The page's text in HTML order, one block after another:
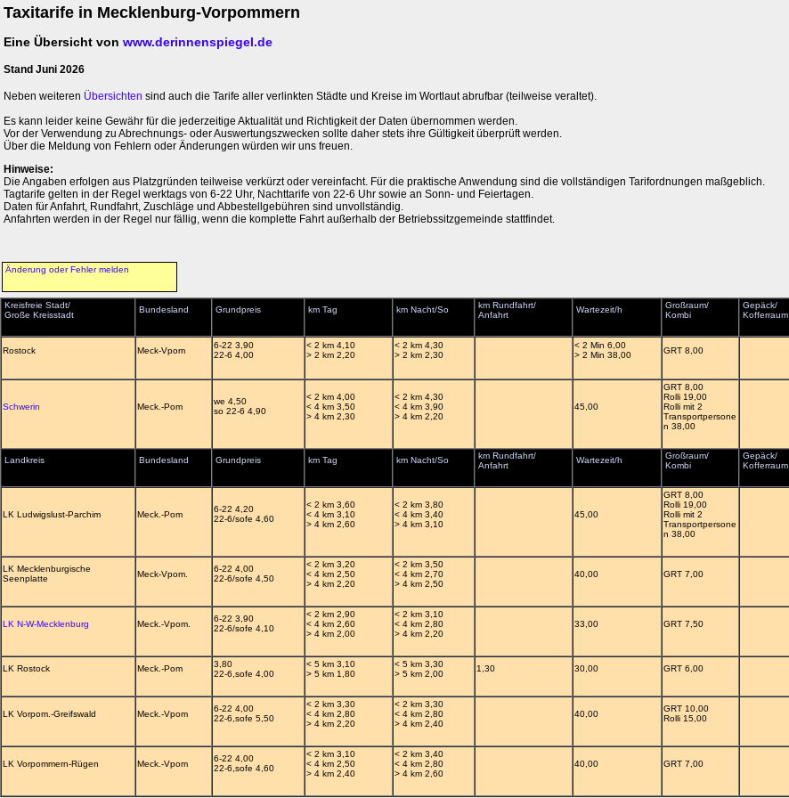
Taxitarife in Mecklenburg-Vorpommern
Eine Übersicht von www.derinnenspiegel.de
Stand Juni 2026
Neben weiteren Übersichten sind auch die Tarife aller verlinkten Städte und Kreise im Wortlaut abrufbar (teilweise veraltet).
Es kann leider keine Gewähr für die jederzeitige Aktualität und Richtigkeit der Daten übernommen werden.
Vor der Verwendung zu Abrechnungs- oder Auswertungszwecken sollte daher stets ihre Gültigkeit überprüft werden.
Über die Meldung von Fehlern oder Änderungen würden wir uns freuen.
Hinweise:
Die Angaben erfolgen aus Platzgründen teilweise verkürzt oder vereinfacht. Für die praktische Anwendung sind die vollständigen Tarifordnungen maßgeblich.
Tagtarife gelten in der Regel werktags von 6-22 Uhr, Nachttarife von 22-6 Uhr sowie an Sonn- und Feiertagen.
Daten für Anfahrt, Rundfahrt, Zuschläge und Abbestellgebühren sind unvollständig.
Anfahrten werden in der Regel nur fällig, wenn die komplette Fahrt außerhalb der Betriebssitzgemeinde stattfindet.
Änderung oder Fehler melden
Kreisfreie Stadt/
Große Kreisstadt
Bundesland Grundpreis km Tag km Nacht/So
km Rundfahrt/
Anfahrt
Wartezeit/h
Großraum/
Kombi
Gepäck/
Kofferraum
Rostock Meck-Vpom
6-22 3,90
22-6 4,00
< 2 km 4,10
> 2 km 2,20
< 2 km 4,30
> 2 km 2,30
< 2 Min 6,00
> 2 Min 38,00
GRT 8,00
Schwerin Meck.-Pom
we 4,50
so 22-6 4,90
< 2 km 4,00
< 4 km 3,50
> 4 km 2,30
< 2 km 4,30
< 4 km 3,90
> 4 km 2,20
45,00
GRT 8,00
Rolli 19,00
Rolli mit 2
Transportpersone
n 38,00
Landkreis Bundesland Grundpreis km Tag km Nacht/So
km Rundfahrt/
Anfahrt
Wartezeit/h
Großraum/
Kombi
Gepäck/
Kofferraum
LK Ludwigslust-Parchim Meck.-Pom
6-22 4,20
22-6/sofe 4,60
< 2 km 3,60
< 4 km 3,10
> 4 km 2,60
< 2 km 3,80
< 4 km 3,40
> 4 km 3,10
45,00
GRT 8,00
Rolli 19,00
Rolli mit 2
Transportpersone
n 38,00
LK Mecklenburgische
Seenplatte
Meck-Vpom.
6-22 4,00
22-6/sofe 4,50
< 2 km 3,20
< 4 km 2,50
> 4 km 2,20
< 2 km 3,50
< 4 km 2,70
> 4 km 2,50
40,00 GRT 7,00
LK N-W-Mecklenburg Meck.-Vpom.
6-22 3,90
22-6/sofe 4,10
< 2 km 2,90
< 4 km 2,60
> 4 km 2,00
< 2 km 3,10
< 4 km 2,80
> 4 km 2,20
33,00 GRT 7,50
LK Rostock Meck.-Pom
3,80
22-6,sofe 4,00
< 5 km 3,10
> 5 km 1,80
< 5 km 3,30
> 5 km 2,00
1,30 30,00 GRT 6,00
LK Vorpom.-Greifswald Meck.-Vpom
6-22 4,00
22-6,sofe 5,50
< 2 km 3,30
< 4 km 2,80
> 4 km 2,20
< 2 km 3,30
< 4 km 2,80
> 4 km 2,40
40,00
GRT 10,00
Rolli 15,00
LK Vorpommern-Rügen Meck.-Vpom
6-22 4,00
22-6,sofe 4,60
< 2 km 3,10
< 4 km 2,50
> 4 km 2,40
< 2 km 3,40
< 4 km 2,80
> 4 km 2,60
40,00 GRT 7,00